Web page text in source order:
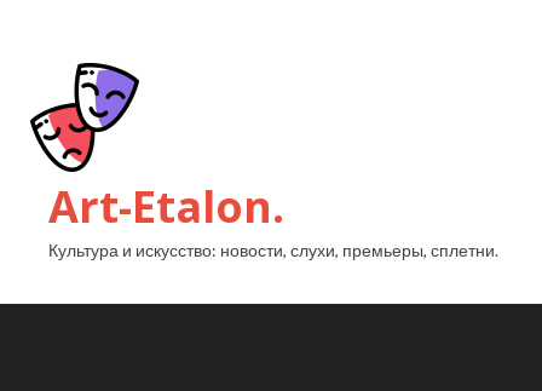
Art-Etalon.
Культура и искусство: новости, слухи, премьеры, сплетни.